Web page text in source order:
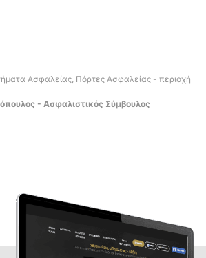
Ασφαλείας, Πόρτες Ασφαλείας - περιοχή
- Ασφαλιστικός Σύμβουλος